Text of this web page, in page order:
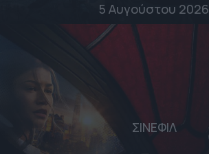
5 Αυγούστου 2026
ΣΙΝΕΦΙΛ